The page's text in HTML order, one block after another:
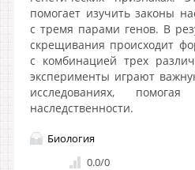
помогает изучить законы
с тремя парами генов. В
скрещивания происходит
с комбинацией трех
эксперименты играют
исследованиях,
наследственности.
Биология
0.0/0